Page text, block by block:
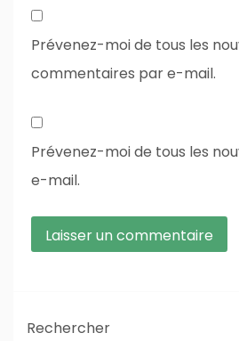
Prévenez-moi de tous les
commentaires par e-mail.
Prévenez-moi de tous les
e-mail.
Rechercher